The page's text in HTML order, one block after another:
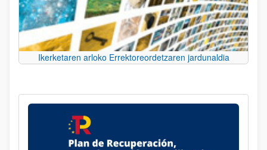
Ikerketaren arloko Errektoreordetzaren jardunaldia